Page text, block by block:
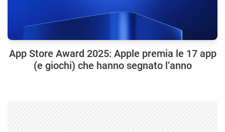
App Store Award 2025: Apple premia le 17 app
(e giochi) che hanno segnato l’anno